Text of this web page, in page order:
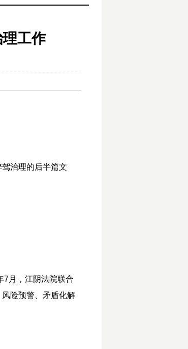
工作
治理的后半篇文
7月，江阴法院联合
险预警、矛盾化解